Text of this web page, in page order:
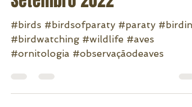
Birdwatching 25 de
Setembro 2022
#birds #birdsofparaty #paraty
#birdwatching #wildlife #aves